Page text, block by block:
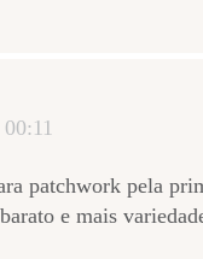
patchwork pela
e mais